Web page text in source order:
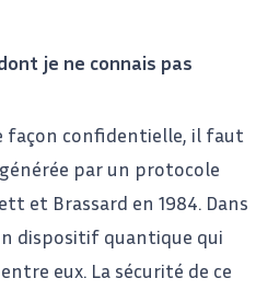
je ne connais pas
façon confidentielle, il faut
par un protocole
et Brassard en 1984. Dans
dispositif quantique qui
eux. La sécurité de ce